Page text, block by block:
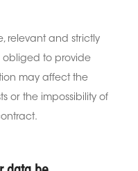
relevant and strictly
obliged to provide
may affect the
or the impossibility of